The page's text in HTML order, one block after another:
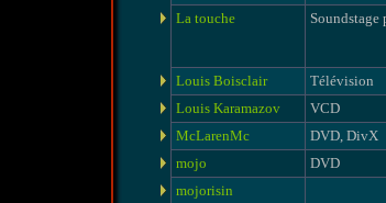
La touche
Soundstage
Louis Boisclair
Télévision
Louis Karamazov
VCD
McLarenMc
DVD, DivX
mojo
DVD
mojorisin